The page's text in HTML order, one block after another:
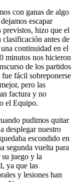
con ganas de algo
escapar
previstos, hizo que el
clasificación antes de
continuidad en el
minutos nos hicieron
de los partidos
fácil sobreponerse
pero las
factura y no
el Equipo.
pudimos quitar
desplegar nuestro
escondido en
segunda vuelta para
su juego y la
ya que las
y lesiones han